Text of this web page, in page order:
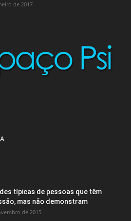
de 2017
típicas de pessoas que têm
mas não demonstram
de 2015